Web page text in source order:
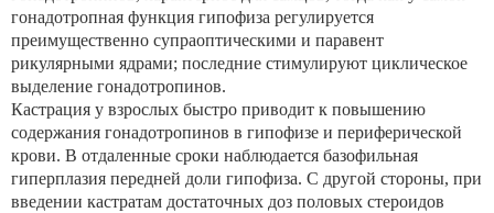
гонадотропная функция гипофиза регулируется
преимущественно супраоптическими и паравент
рикулярными ядрами; последние стимулируют циклическое
выделение гонадотропинов.
Кастрация у взрослых быстро приводит к повышению
содержания гонадотропинов в гипофизе и периферической
крови. В отдаленные сроки наблюдается базофильная
гиперплазия передней доли гипофиза. С другой стороны, при
введении кастратам достаточных доз половых стероидов